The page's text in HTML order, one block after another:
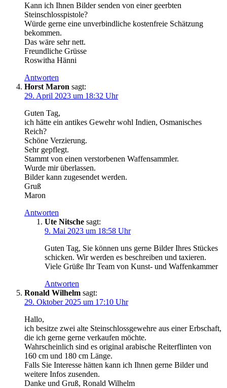
Kann ich Ihnen Bilder senden von einer geerbten
Steinschlosspistole?
Würde gerne eine unverbindliche kostenfreie Schätzung
bekommen.
Das wäre sehr nett.
Freundliche Grüsse
Roswitha Hänni
Antworten
Horst Maron sagt:
29. April 2023 um 18:32 Uhr
Guten Tag,
ich hätte ein antikes Gewehr wohl Indien, Osmanisches
Reich?
Schöne Verzierung.
Sehr gepflegt.
Stammt von einen verstorbenen Waffensammler.
Wurde mir überlassen.
Bilder kann zugesendet werden.
Gruß
Maron
Antworten
Ute Nitsche sagt:
9. Mai 2023 um 18:58 Uhr
Guten Tag, Sie können uns gerne Bilder Ihres Stückes
schicken. Wir werden es beschreiben und taxieren.
Viele Grüße Ihr Team von Kunst- und Waffenkammer
Antworten
Ronald Wilhelm sagt:
29. Oktober 2025 um 17:10 Uhr
Hallo,
ich besitze zwei alte Steinschlossgewehre aus einer Erbschaft,
die ich gerne gerne verkaufen möchte.
Wahrscheinlich sind es original arabische Reiterflinten von
160 cm und 180 cm Länge.
Falls Sie Interesse hätten kann ich Ihnen gerne Bilder und
weitere Infos zusenden.
Danke und Gruß, Ronald Wilhelm